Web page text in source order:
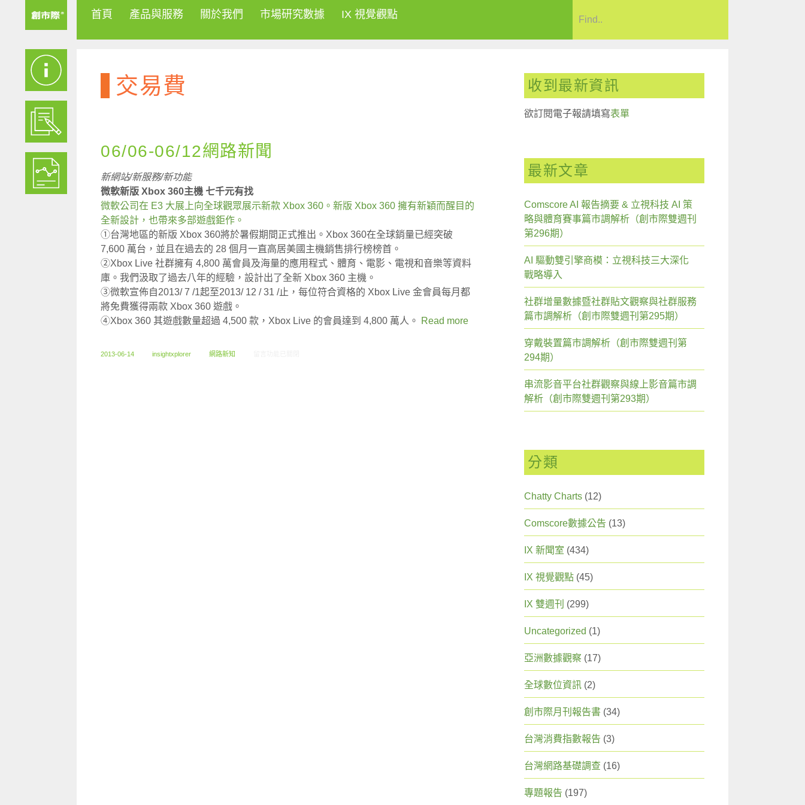
首頁 產品與服務 關於我們 市場研究數據 IX 視覺觀點
交易費
06/06-06/12網路新聞
新網站/新服務/新功能
微軟新版 Xbox 360主機 七千元有找
微軟公司在 E3 大展上向全球觀眾展示新款 Xbox 360。新版 Xbox 360 擁有新穎而醒目的
全新設計，也帶來多部遊戲鉅作。
①台灣地區的新版 Xbox 360將於暑假期間正式推出。Xbox 360在全球銷量已經突破
7,600 萬台，並且在過去的 28 個月一直高居美國主機銷售排行榜榜首。
②Xbox Live 社群擁有 4,800 萬會員及海量的應用程式、體育、電影、電視和音樂等資料
庫。我們汲取了過去八年的經驗，設計出了全新 Xbox 360 主機。
③微軟宣佈自2013/ 7 /1起至2013/ 12 / 31 /止，每位符合資格的 Xbox Live 金會員每月都
將免費獲得兩款 Xbox 360 遊戲。
④Xbox 360 其遊戲數量超過 4,500 款，Xbox Live 的會員達到 4,800 萬人。
Read more
2013-06-14 insightxplorer 網路新知
收到最新資訊
欲訂閱電子報請填寫表單
最新文章
Comscore AI 報告摘要 & 立視科技 AI 策
略與體育賽事篇市調解析（創市際雙週刊
第296期）
AI 驅動雙引擎商模：立視科技三大深化
戰略導入
社群增量數據暨社群貼文觀察與社群服務
篇市調解析（創市際雙週刊第295期）
穿戴裝置篇市調解析（創市際雙週刊第
294期）
串流影音平台社群觀察與線上影音篇市調
解析（創市際雙週刊第293期）
分類
Chatty Charts (12)
Comscore數據公告 (13)
IX 新聞室 (434)
IX 視覺觀點 (45)
IX 雙週刊 (299)
Uncategorized (1)
亞洲數據觀察 (17)
全球數位資訊 (2)
創市際月刊報告書 (34)
台灣消費指數報告 (3)
台灣網路基礎調查 (16)
專題報告 (197)